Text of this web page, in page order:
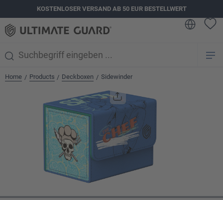
springenKOSTENLOSER VERSAND AB 50 EUR BESTELLWERT
Home / Products / Deckboxen / Sidewinder